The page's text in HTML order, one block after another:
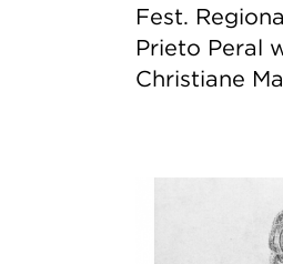
Fest.
Prieto Peral
Christiane